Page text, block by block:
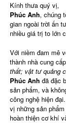
Kính thưa quý vị,
Phúc Anh, chúng
gian ngoài trời ấn
nhiều giá trị to lớn
Với niềm đam mê
thành nhà cung
thất; vật tư quảng
Phúc Anh đã đặc
sản phẩm, và
công nghệ hiện
vị những sản
hoàn thiện cơ khí